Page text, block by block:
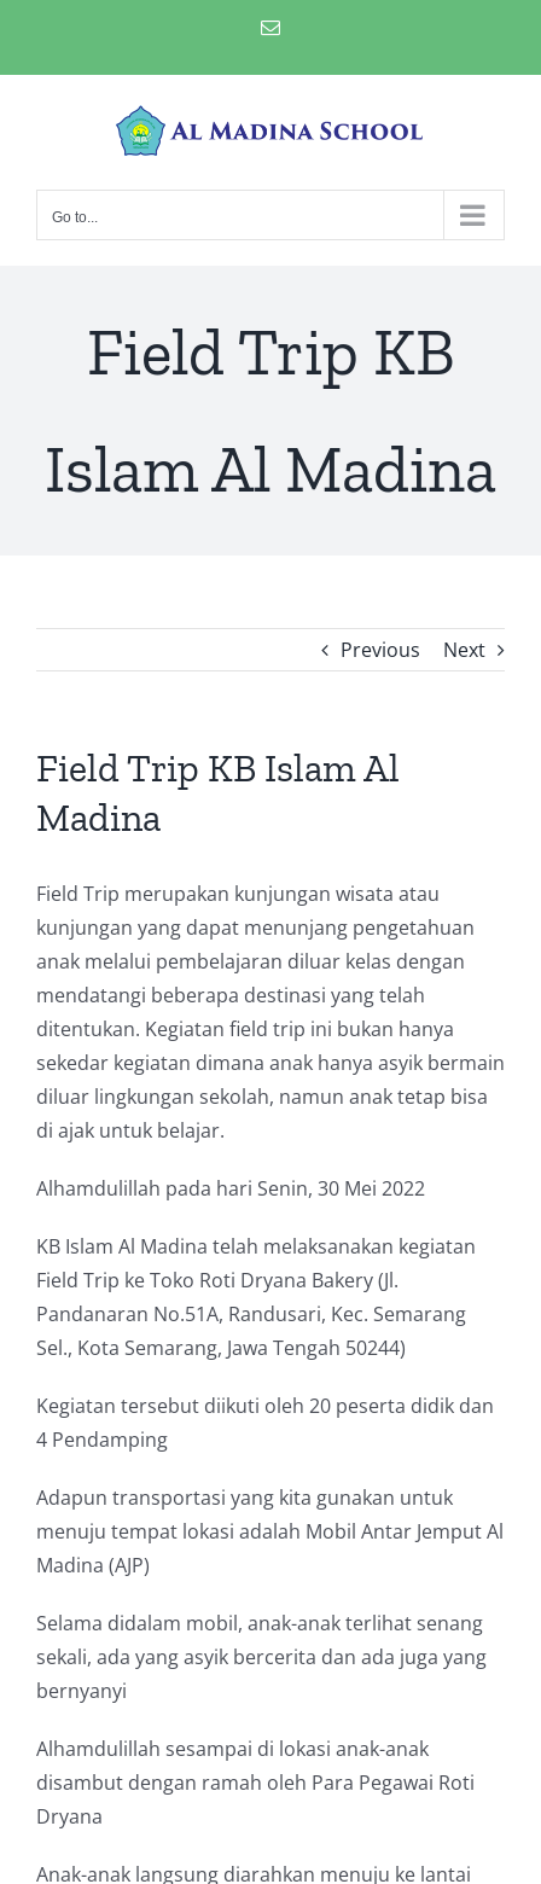
content
Email
Go to...
Field Trip KB
Islam Al Madina
Previous Next
Field Trip KB Islam Al
Madina
Field Trip merupakan kunjungan wisata atau
kunjungan yang dapat menunjang pengetahuan
anak melalui pembelajaran diluar kelas dengan
mendatangi beberapa destinasi yang telah
ditentukan. Kegiatan field trip ini bukan hanya
sekedar kegiatan dimana anak hanya asyik bermain
diluar lingkungan sekolah, namun anak tetap bisa
di ajak untuk belajar.
Alhamdulillah pada hari Senin, 30 Mei 2022
KB Islam Al Madina telah melaksanakan kegiatan
Field Trip ke Toko Roti Dryana Bakery (Jl.
Pandanaran No.51A, Randusari, Kec. Semarang
Sel., Kota Semarang, Jawa Tengah 50244)
Kegiatan tersebut diikuti oleh 20 peserta didik dan
4 Pendamping
Adapun transportasi yang kita gunakan untuk
menuju tempat lokasi adalah Mobil Antar Jemput Al
Madina (AJP)
Selama didalam mobil, anak-anak terlihat senang
sekali, ada yang asyik bercerita dan ada juga yang
bernyanyi
Alhamdulillah sesampai di lokasi anak-anak
disambut dengan ramah oleh Para Pegawai Roti
Dryana
Anak-anak langsung diarahkan menuju ke lantai